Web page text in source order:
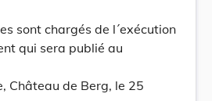
sont chargés de l´exécution
qui sera publié au
Château de Berg, le 25